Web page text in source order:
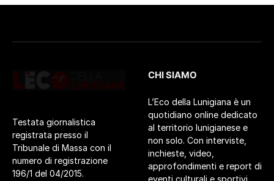
Testata giornalistica
registrata presso il
Tribunale di Massa con il
numero di registrazione
196/1 del 04/2015.
CHI SIAMO
L’Eco della Lunigiana è un
quotidiano online dedicato
al territorio lunigianese e
non solo. Con interviste,
inchieste, video,
approfondimenti e report di